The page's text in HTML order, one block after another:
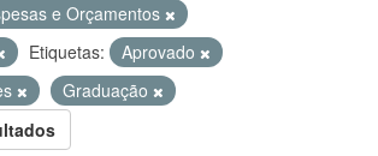
e Orçamentos
Etiquetas:
Aprovado
Graduação